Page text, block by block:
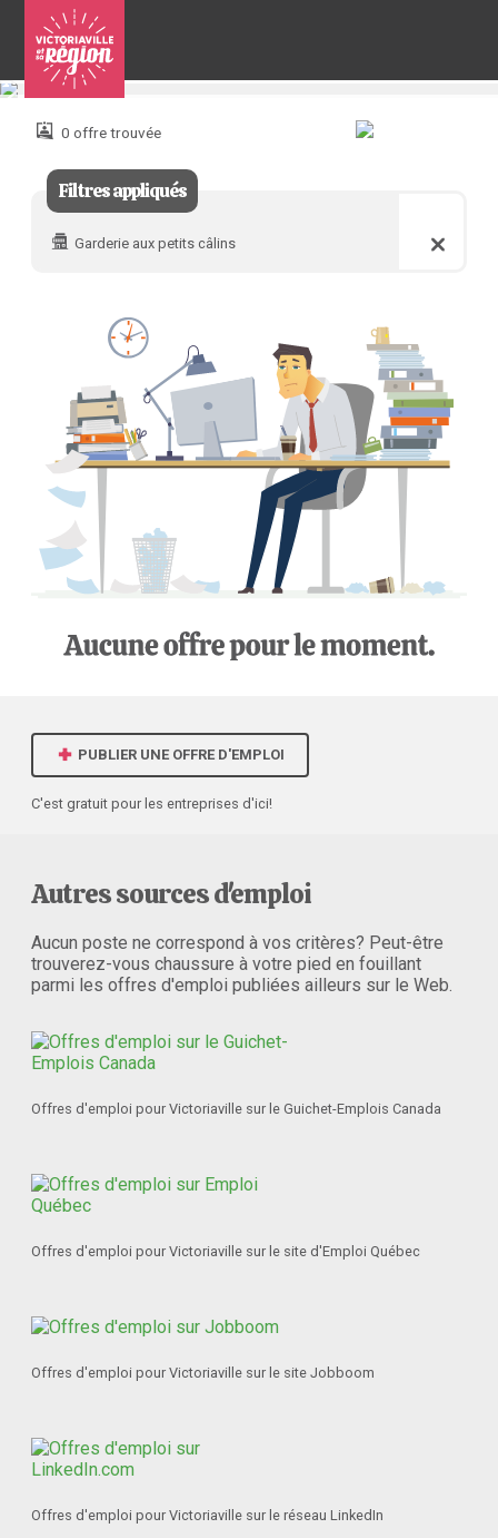
Pour
joindre 0 offre trouvée
Filtres appliqués
Garderie aux petits câlins
PUBLIER UNE OFFRE D'EMPLOI
C'est gratuit pour les entreprises d'ici!
Autres sources d'emploi
Aucun poste ne correspond à vos critères? Peut-être
trouverez-vous chaussure à votre pied en fouillant
parmi les offres d'emploi publiées ailleurs sur le Web.
Offres d'emploi pour Victoriaville sur le Guichet-Emplois Canada
Offres d'emploi pour Victoriaville sur le site d'Emploi Québec
Offres d'emploi pour Victoriaville sur le site Jobboom
Offres d'emploi pour Victoriaville sur le réseau LinkedIn